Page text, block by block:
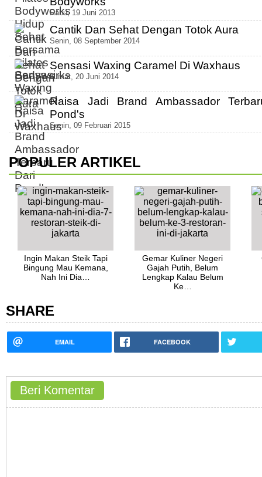
Rabu, 19 Juni 2013
Cantik Dan Sehat Dengan Totok Aura
Senin, 08 September 2014
Sensasi Waxing Caramel Di Waxhaus
Jumat, 20 Juni 2014
Raisa Jadi Brand Ambassador
Pond's
Senin, 09 Februari 2015
POPULER ARTIKEL
Ingin Makan Steik Tapi
Bingung Mau Kemana,
Nah Ini Dia…
Gemar Kuliner Negeri
Gajah Putih, Belum
Lengkap Kalau Belum
Ke…
SHARE
EMAIL FACEBOOK
Beri Komentar